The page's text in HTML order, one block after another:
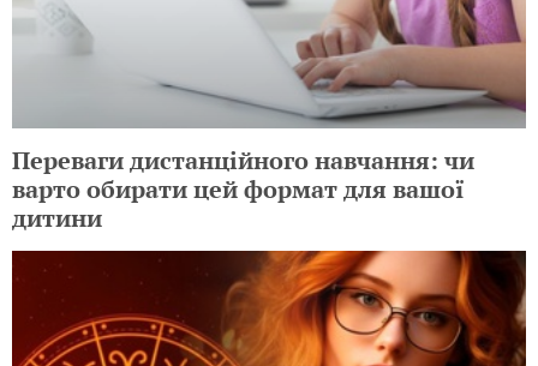
Переваги дистанційного навчання: чи
варто обирати цей формат для вашої
дитини